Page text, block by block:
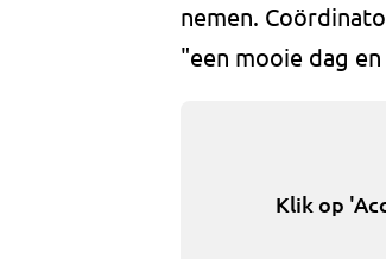
nemen.
"een mooie dag
Klik op